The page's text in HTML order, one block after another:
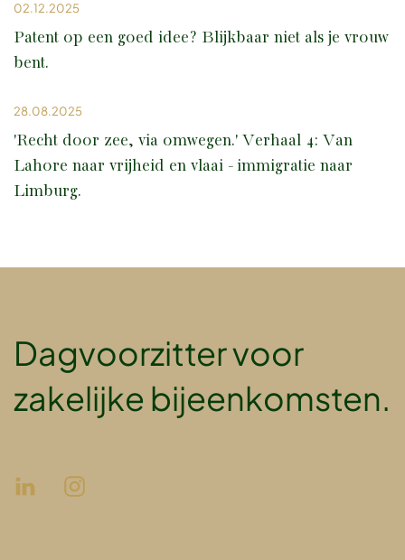
02.12.2025
Patent op een goed idee? Blijkbaar niet als je vrouw
bent.
28.08.2025
'Recht door zee, via omwegen.' Verhaal 4: Van
Lahore naar vrijheid en vlaai - immigratie naar
Limburg.
Dagvoorzitter voor
zakelijke bijeenkomsten.